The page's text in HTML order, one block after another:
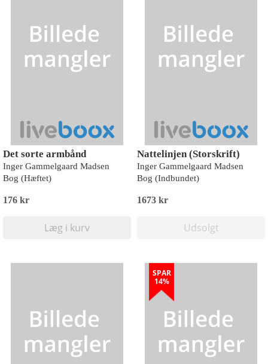
Det sorte armbånd
Inger Gammelgaard Madsen
Bog (Hæftet)
176 kr
Læg i kurv
Nattelinjen (Storskrift)
Inger Gammelgaard Madsen
Bog (Indbundet)
1673 kr
Udsolgt
SPAR
14%